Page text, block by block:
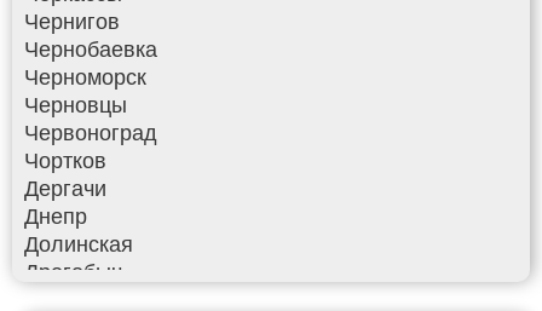
Чернигов
Чернобаевка
Черноморск
Черновцы
Червоноград
Чортков
Дергачи
Днепр
Долинская
Дрогобыч